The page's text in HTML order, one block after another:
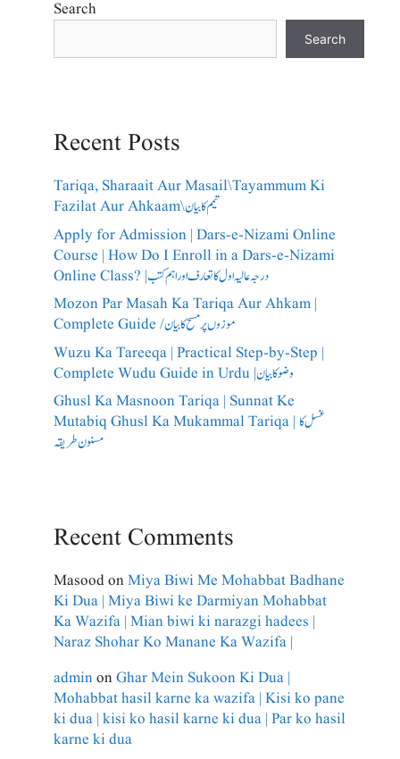
Search
Search
Recent Posts
Tariqa, Sharaait Aur Masail\Tayammum Ki
Fazilat Aur Ahkaam\تیمم کا بیان
Apply for Admission | Dars-e-Nizami Online
Course | How Do I Enroll in a Dars-e-Nizami
Online Class? |درجہ عالیہ اول کا تعارف اور اہم کتب
Mozon Par Masah Ka Tariqa Aur Ahkam |
Complete Guide /​موزوں پر مسح کا بیان
Wuzu Ka Tareeqa | Practical Step-by-Step |
Complete Wudu Guide in Urdu |وضو کا بیان
Ghusl Ka Masnoon Tariqa | Sunnat Ke
Mutabiq Ghusl Ka Mukammal Tariqa | غسل کا
مسنون طریقہ
Recent Comments
MasoodonMiya Biwi Me Mohabbat Badhane
Ki Dua | Miya Biwi ke Darmiyan Mohabbat
Ka Wazifa | Mian biwi ki narazgi hadees |
Naraz Shohar Ko Manane Ka Wazifa |
adminonGhar Mein Sukoon Ki Dua |
Mohabbat hasil karne ka wazifa | Kisi ko pane
ki dua | kisi ko hasil karne ki dua | Par ko hasil
karne ki dua